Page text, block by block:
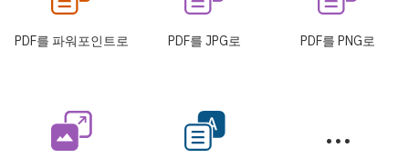
PDF를 파워포인트로 PDF를 JPG로 PDF를 PNG로